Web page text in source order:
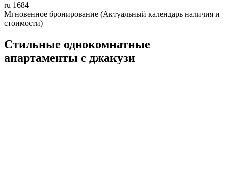
ru 1684
Мгновенное бронирование (Актуальный календарь наличия и
стоимости)
Стильные однокомнатные
апартаменты с джакузи